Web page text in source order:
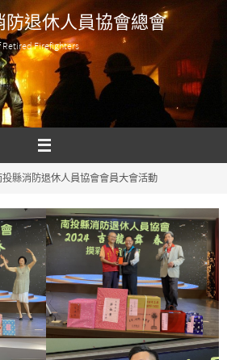
防退休人員協會總會
Retired Firefighters
投縣消防退休人員協會會員大會活動